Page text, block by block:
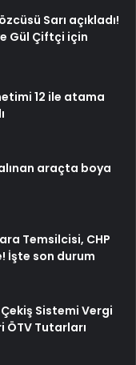
Sarı açıkladı!
Gül Çiftçi için
12 ile atama
araçta boya
Temsilcisi, CHP
İşte son durum
Sistemi Vergi
ÖTV Tutarları